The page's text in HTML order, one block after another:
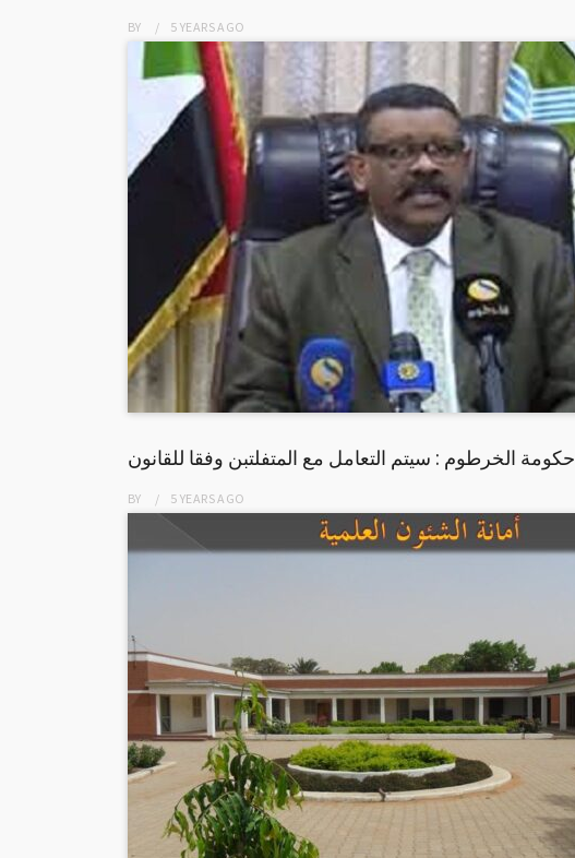
BY 5 YEARSAGO
حكومة الخرطوم : سيتم التعامل مع المتفلتبن وفقا للقانون
BY 5 YEARSAGO